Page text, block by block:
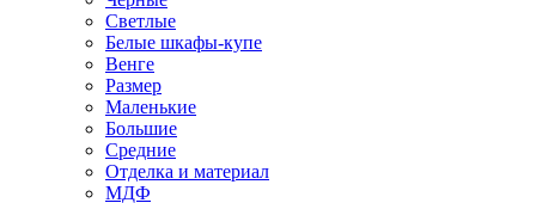
Светлые
Белые шкафы-купе
Венге
Размер
Маленькие
Большие
Средние
Отделка и материал
МДФ